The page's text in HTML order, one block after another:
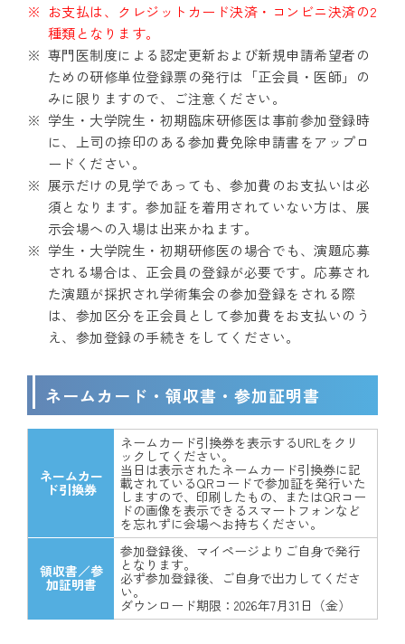
お支払は、クレジットカード決済・コンビニ決済の2
種類となります。
専門医制度による認定更新および新規申請希望者の
ための研修単位登録票の発行は「正会員・医師」の
みに限りますので、ご注意ください。
学生・大学院生・初期臨床研修医は事前参加登録時
に、上司の捺印のある参加費免除申請書をアップロ
ードください。
展示だけの見学であっても、参加費のお支払いは必
須となります。参加証を着用されていない方は、展
示会場への入場は出来かねます。
学生・大学院生・初期研修医の場合でも、演題応募
される場合は、正会員の登録が必要です。応募され
た演題が採択され学術集会の参加登録をされる際
は、参加区分を正会員として参加費をお支払いのう
え、参加登録の手続きをしてください。
ネームカード・領収書・参加証明書
ネームカー
ド引換券
ネームカード引換券を表示するURLをクリ
ックしてください。
当日は表示されたネームカード引換券に記
載されているQRコードで参加証を発行いた
しますので、印刷したもの、またはQRコー
ドの画像を表示できるスマートフォンなど
を忘れずに会場へお持ちください。
領収書／参
加証明書
参加登録後、マイページよりご自身で発行
となります。
必ず参加登録後、ご自身で出力してくださ
い。
ダウンロード期限：2026年7月31日（金）